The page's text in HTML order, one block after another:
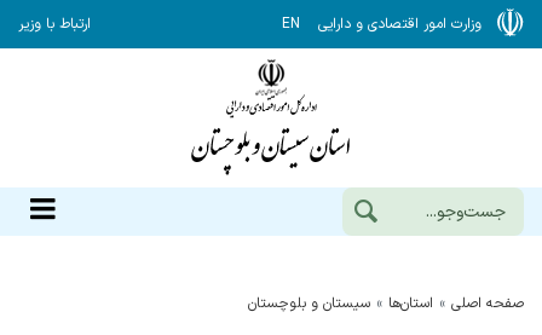
وزارت امور اقتصادی و دارایی EN ارتباط با وزیر
صفحه اصلی استان‌ها سيستان و بلوچستان